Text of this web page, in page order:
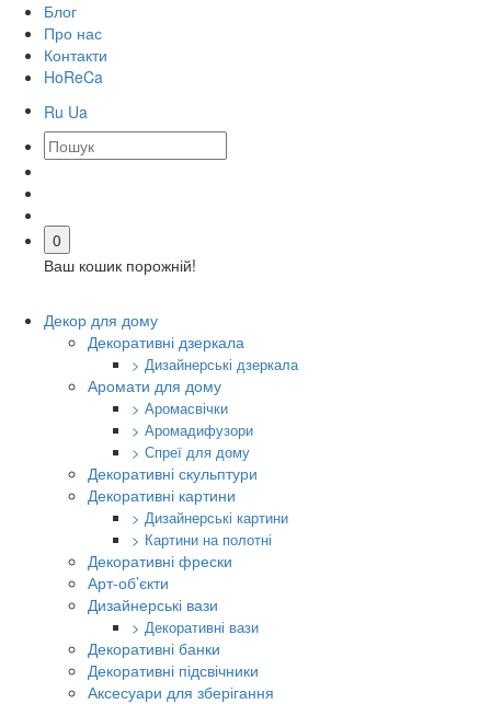
Блог
Про нас
Контакти
HoReCa
Ru Ua
0
Ваш кошик порожній!
Декор для дому
Декоративні дзеркала
> Дизайнерські дзеркала
Аромати для дому
> Аромасвічки
> Аромадифузори
> Спреї для дому
Декоративні скульптури
Декоративні картини
> Дизайнерські картини
> Картини на полотні
Декоративні фрески
Арт-об’єкти
Дизайнерські вази
> Декоративні вази
Декоративні банки
Декоративні підсвічники
Аксесуари для зберігання